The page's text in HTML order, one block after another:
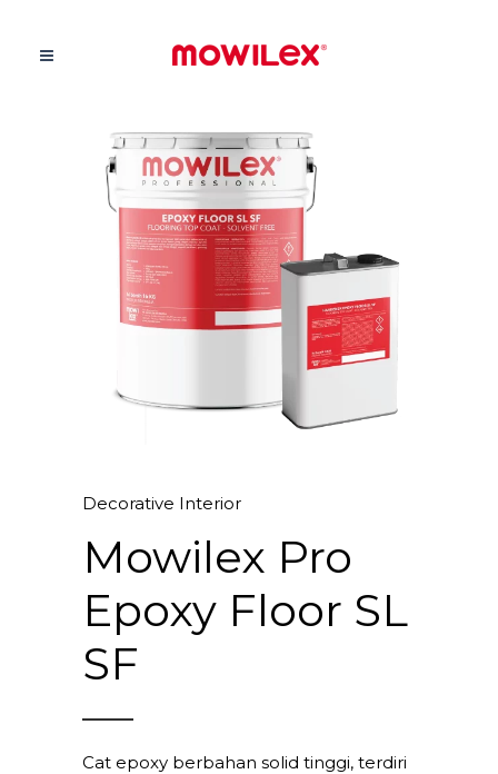
Decorative Interior
Mowilex Pro
Epoxy Floor SL
SF
Cat epoxy berbahan solid tinggi, terdiri